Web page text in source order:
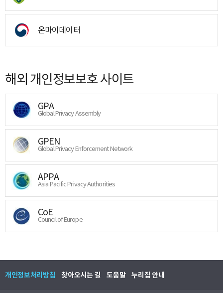
온마이데이터
해외 개인정보보호 사이트
GPA
Global Privacy Assembly
GPEN
Global Privacy Enforcement Network
APPA
Asia Pacific Privacy Authorities
CoE
Council of Europe
개인정보처리방침 찾아오시는 길 도움말 누리집 안내